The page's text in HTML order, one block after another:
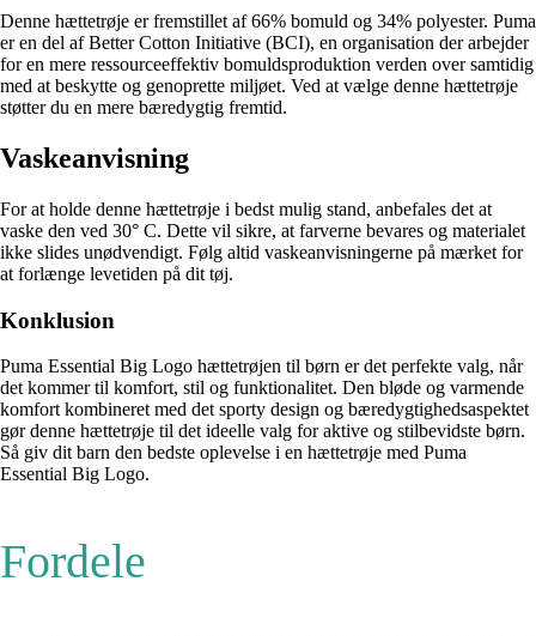
Denne hættetrøje er fremstillet af 66% bomuld og 34% polyester. Puma
er en del af Better Cotton Initiative (BCI), en organisation der arbejder
for en mere ressourceeffektiv bomuldsproduktion verden over samtidig
med at beskytte og genoprette miljøet. Ved at vælge denne hættetrøje
støtter du en mere bæredygtig fremtid.
Vaskeanvisning
For at holde denne hættetrøje i bedst mulig stand, anbefales det at
vaske den ved 30° C. Dette vil sikre, at farverne bevares og materialet
ikke slides unødvendigt. Følg altid vaskeanvisningerne på mærket for
at forlænge levetiden på dit tøj.
Konklusion
Puma Essential Big Logo hættetrøjen til børn er det perfekte valg, når
det kommer til komfort, stil og funktionalitet. Den bløde og varmende
komfort kombineret med det sporty design og bæredygtighedsaspektet
gør denne hættetrøje til det ideelle valg for aktive og stilbevidste børn.
Så giv dit barn den bedste oplevelse i en hættetrøje med Puma
Essential Big Logo.
Fordele